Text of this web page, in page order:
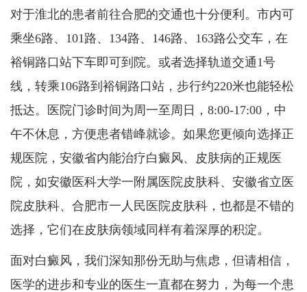
对于淮北的患者前往合肥的交通也十分便利。市内可
乘坐6路、101路、134路、146路、163路公交车，在
裕铜路口站下车即可到院。或者选择轨道交通1号
线，转乘106路到裕铜路口站，步行约220米也能轻松
抵达。医院门诊时间为周一至周日，8:00-17:00，中
午不休息，方便患者错峰就诊。如果您更倾向选择正
规医院，安徽省内能治疗白癜风、皮肤病的正规医
院，如安徽医科大学一附属医院皮肤科、安徽省立医
院皮肤科、合肥市一人民医院皮肤科，也都是不错的
选择，它们在皮肤病领域同样有着深厚的积淀。
面对白癜风，我们深知那份无助与焦虑，但请相信，
医学的进步和专业的医生一直都在努力，为每一个患